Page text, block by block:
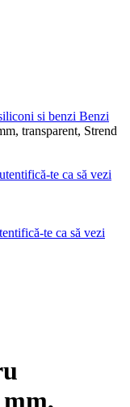
si benzi Benzi
transparent, Strend
te ca să vezi
te ca să vezi